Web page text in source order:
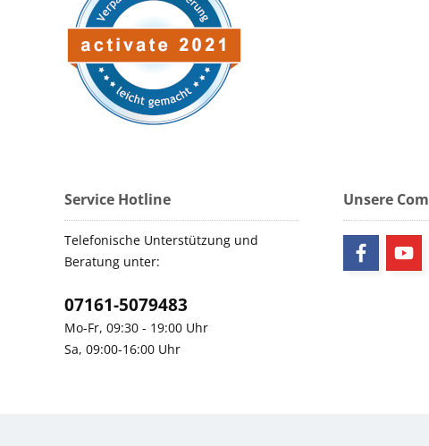
Service Hotline
Telefonische Unterstützung und
Beratung unter:
07161-5079483
Mo-Fr, 09:30 - 19:00 Uhr
Sa, 09:00-16:00 Uhr
Unsere